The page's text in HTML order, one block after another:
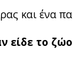
και ένα
είδε το